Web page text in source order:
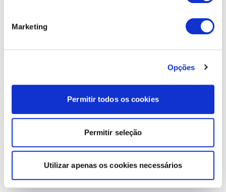
Marketing
Opções
Permitir todos os cookies
Permitir seleção
Utilizar apenas os cookies necessários